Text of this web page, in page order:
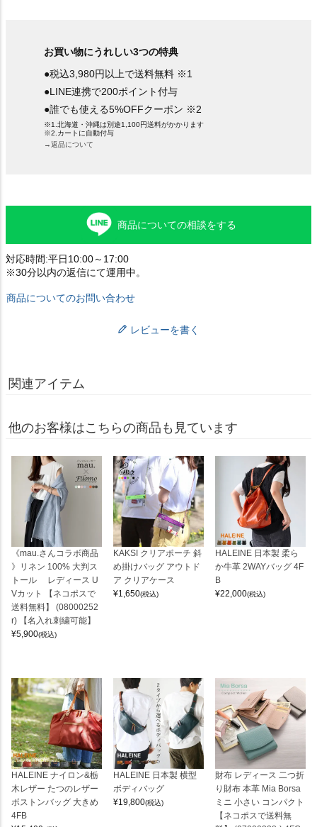
お買い物にうれしい3つの特典
●税込3,980円以上で送料無料 ※1
●LINE連携で200ポイント付与
●誰でも使える5%OFFクーポン ※2
※1.北海道・沖縄は別途1,100円送料がかかります
※2.カートに自動付与
→返品について
商品についての相談をする
対応時間:平日10:00～17:00
※30分以内の返信にて運用中。
商品についてのお問い合わせ
レビューを書く
関連アイテム
他のお客様はこちらの商品も見ています
《mau.さんコラボ商品
》リネン 100% 大判ス
トール レディース U
Vカット 【ネコポスで
送料無料】 (08000252
r) 【名入れ刺繍可能】
¥5,900(税込)
KAKSI クリアポーチ 斜
め掛けバッグ アウトド
ア クリアケース
¥1,650(税込)
HALEINE 日本製 柔ら
か牛革 2WAYバッグ 4F
B
¥22,000(税込)
HALEINE ナイロン&栃
木レザー たつのレザー
ボストンバッグ 大きめ
4FB
HALEINE 日本製 横型
ボディバッグ
¥19,800(税込)
財布 レディース 二つ折
り財布 本革 Mia Borsa
ミニ 小さい コンパクト
【ネコポスで送料無